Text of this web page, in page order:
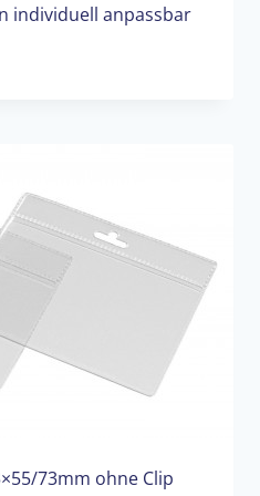
individuell anpassbar
73mm ohne Clip